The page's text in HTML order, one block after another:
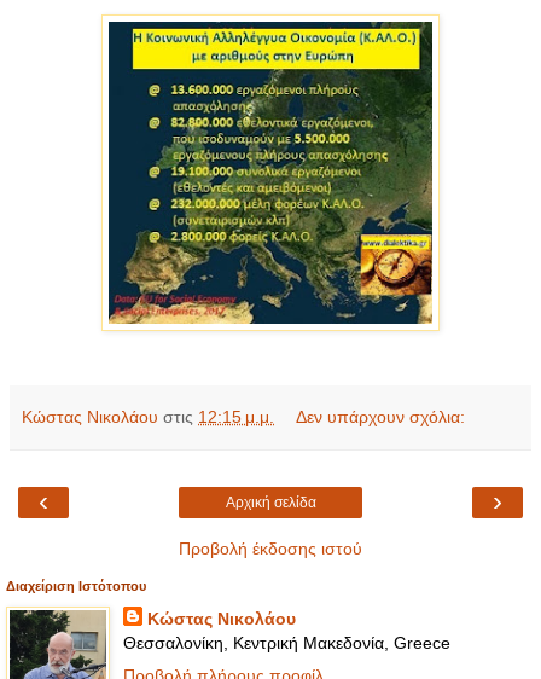
Κώστας Νικολάου στις 12:15 μ.μ. Δεν υπάρχουν σχόλια:
‹ ›
Αρχική σελίδα
Προβολή έκδοσης ιστού
Διαχείριση Ιστότοπου
Κώστας Νικολάου
Θεσσαλονίκη, Κεντρική Μακεδονία, Greece